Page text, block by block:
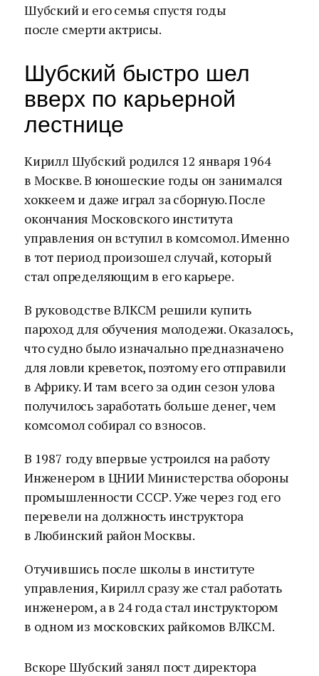
Шубский и его семья спустя годы
после смерти актрисы.
Шубский быстро шел
вверх по карьерной
лестнице
Кирилл Шубский родился 12 января 1964
в Москве. В юношеские годы он занимался
хоккеем и даже играл за сборную. После
окончания Московского института
управления он вступил в комсомол. Именно
в тот период произошел случай, который
стал определяющим в его карьере.
В руководстве ВЛКСМ решили купить
пароход для обучения молодежи. Оказалось,
что судно было изначально предназначено
для ловли креветок, поэтому его отправили
в Африку. И там всего за один сезон улова
получилось заработать больше денег, чем
комсомол собирал со взносов.
В 1987 году впервые устроился на работу
Инженером в ЦНИИ Министерства обороны
промышленности СССР. Уже через год его
перевели на должность инструктора
в Любинский район Москвы.
Отучившись после школы в институте
управления, Кирилл сразу же стал работать
инженером, а в 24 года стал инструктором
в одном из московских райкомов ВЛКСМ.
Вскоре Шубский занял пост директора